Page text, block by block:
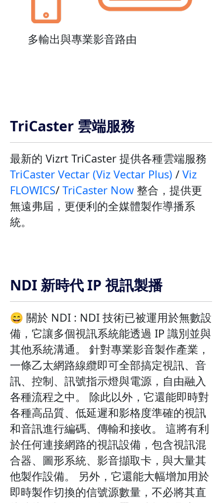
多輸出與專業影音路由
TriCaster 雲端服務
最新的 Vizrt TriCaster 提供各種雲端服務
TriCaster Vectar (Viz Vectar Plus) / Viz
FLOWICS/ TriCaster Now 整合，提供更
無遠弗屆，更便利的全媒體製作導播系
統。
NDI 新時代 IP 視訊製播
😄 關於 NDI : NDI 技術已被運用於無數設
備，它讓多個視訊系統能透過 IP 識別並與
其他系統溝通。 針對專業影音製作產業，
一條乙太網路線纜即可全部搞定視訊、音
訊、控制、訊號指示燈與電源，自由融入
各種流程之中。 除此以外，它還能即時對
各種高品質、低延遲和影格度準確的視訊
和音訊進行編碼、傳輸和接收。 這將有利
於任何連接網路的視訊設備，包含視訊混
合器、圖形系統、影音擷取卡，與大量其
他製作設備。 另外，它還能大幅增加用於
即時製作切換的信號源數量，不必將其直